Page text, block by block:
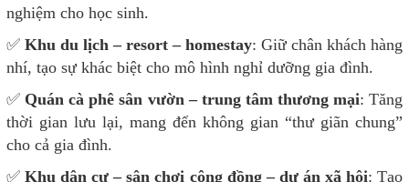
nghiệm cho học sinh.
✅ Khu du lịch – resort – homestay: Giữ chân khách hàng
nhí, tạo sự khác biệt cho mô hình nghỉ dưỡng gia đình.
✅ Quán cà phê sân vườn – trung tâm thương mại: Tăng
thời gian lưu lại, mang đến không gian “thư giãn chung”
cho cả gia đình.
✅Khu dân cư – sân chơi cộng đồng – dự án xã hội: Tạo